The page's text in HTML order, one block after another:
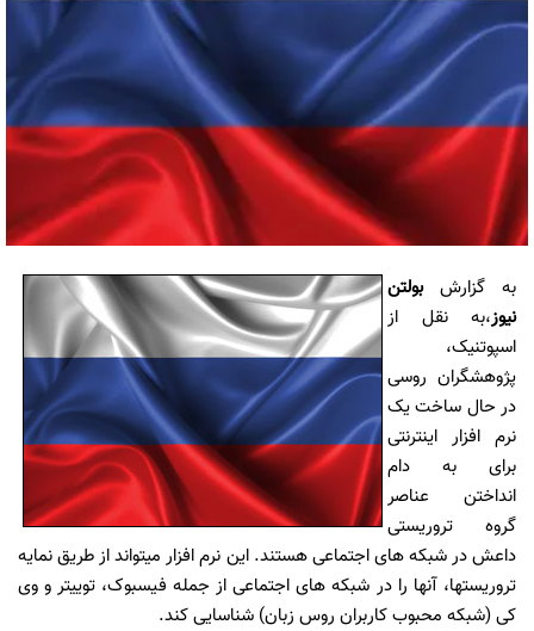
به گزارشبولتن
نیوز،به نقل از
اسپوتنیک،
پژوهشگران روسی
در حال ساخت یک
نرم افزار اینترنتی
برای به دام
انداختن عناصر
گروه تروریستی
داعش در شبکه های اجتماعی هستند. این نرم افزار میتواند از طریق نمایه
تروریستها، آنها را در شبکه های اجتماعی از جمله فیسبوک، توییتر و وی
کی (شبکه محبوب کاربران روس زبان) شناسایی کند.